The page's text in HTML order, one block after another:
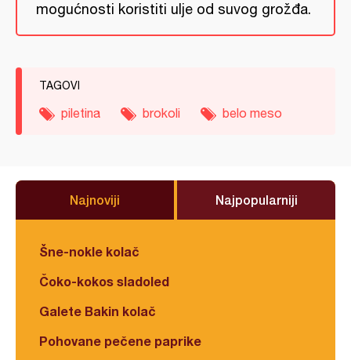
mogućnosti koristiti ulje od suvog grožđa.
TAGOVI
piletina brokoli belo meso
Najnoviji Najpopularniji
Šne-nokle kolač
Čoko-kokos sladoled
Galete Bakin kolač
Pohovane pečene paprike